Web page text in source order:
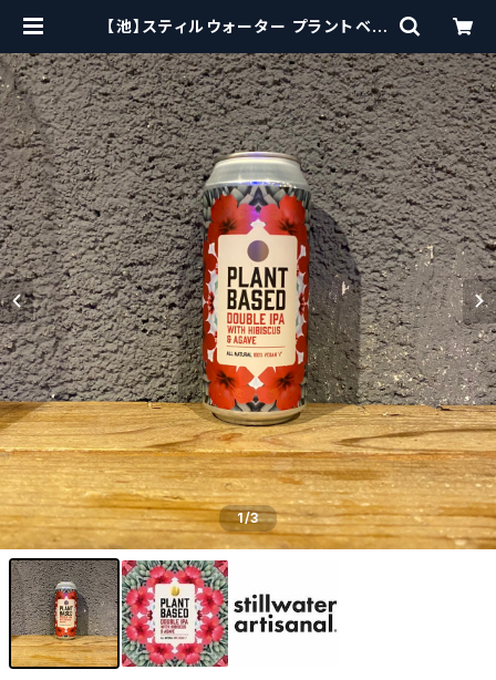
【池】スティルウォーター プラントベー
sed Double IPA With Hibiscus
& Agave | craftbeerscissors
1/3